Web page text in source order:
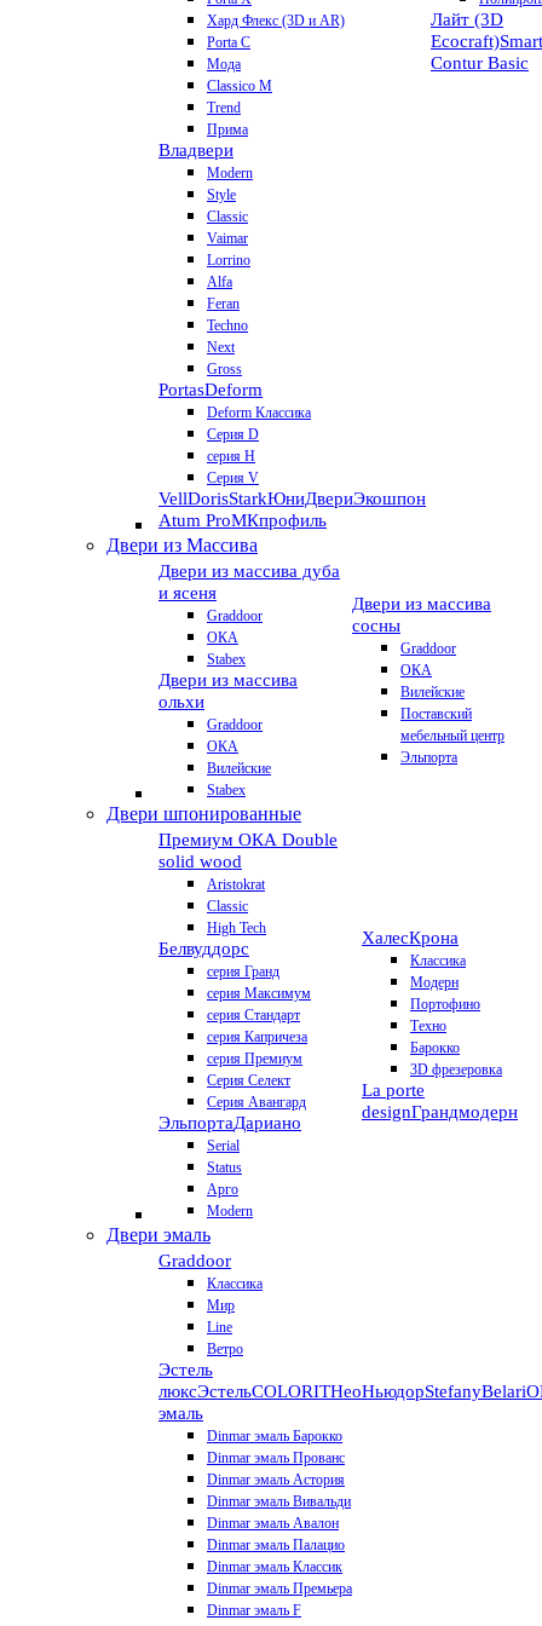
Хард Флекс (3D и AR)
Porta C
Мода
Classico M
Trend
Прима
Владвери
Modern
Style
Classic
Vaimar
Lorrino
Alfa
Feran
Techno
Next
Gross
PortasDeform
Deform Классика
Серия D
серия H
Серия V
VellDorisStarkЮниДвериЭкошпон
Atum ProМКпрофиль
Лайт (3D
Ecocraft)Smart
Contur Basic
Двери из Массива
Двери из массива дуба
и ясеня
Graddoor
ОКА
Stabex
Двери из массива
ольхи
Graddoor
ОКА
Вилейские
Stabex
Двери из массива
сосны
Graddoor
ОКА
Вилейские
Поставский
мебельный центр
Эльпорта
Двери шпонированные
Премиум ОКА Double
solid wood
Aristokrat
Classic
High Tech
Белвуддорс
серия Гранд
серия Максимум
серия Стандарт
серия Капричеза
серия Премиум
Серия Селект
Серия Авангард
ЭльпортаДариано
Serial
Status
Арго
Modern
ХалесКрона
Классика
Модерн
Портофино
Техно
Барокко
3D фрезеровка
La porte
designГрандмодерн
Двери эмаль
Graddoor
Классика
Мир
Line
Ветро
Эстель
люксЭстельCOLORITНеоНьюдорStefanyBelari
эмаль
Dinmar эмаль Барокко
Dinmar эмаль Прованс
Dinmar эмаль Астория
Dinmar эмаль Вивальди
Dinmar эмаль Авалон
Dinmar эмаль Палацио
Dinmar эмаль Классик
Dinmar эмаль Премьера
Dinmar эмаль F